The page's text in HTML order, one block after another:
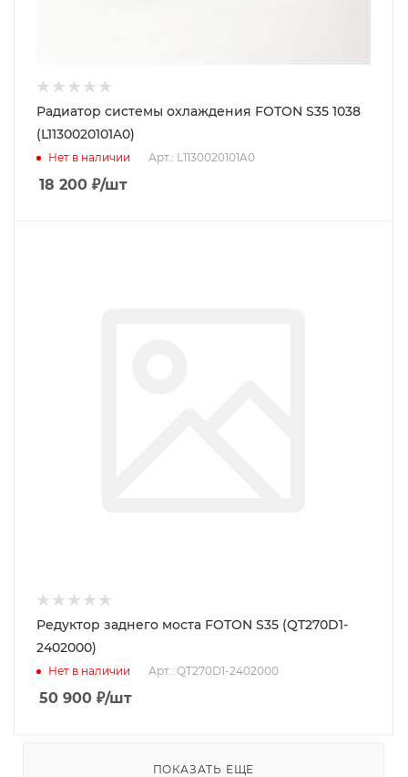
Радиатор системы охлаждения FOTON S35 1038
(L1130020101A0)
Нет в наличии Арт.: L1130020101A0
18 200 ₽/шт
Редуктор заднего моста FOTON S35 (QT270D1-
2402000)
Нет в наличии Арт.: QT270D1-2402000
50 900 ₽/шт
ПОКАЗАТЬ ЕЩЕ